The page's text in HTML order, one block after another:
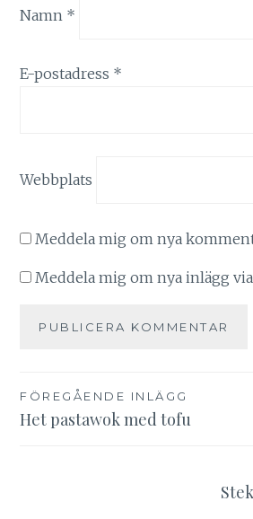
Namn *
E-postadress *
Webbplats
Meddela mig om nya
Meddela mig om nya inlägg
Inläggsnavigering
FÖREGÅENDE INLÄGG
Het pastawok med tofu